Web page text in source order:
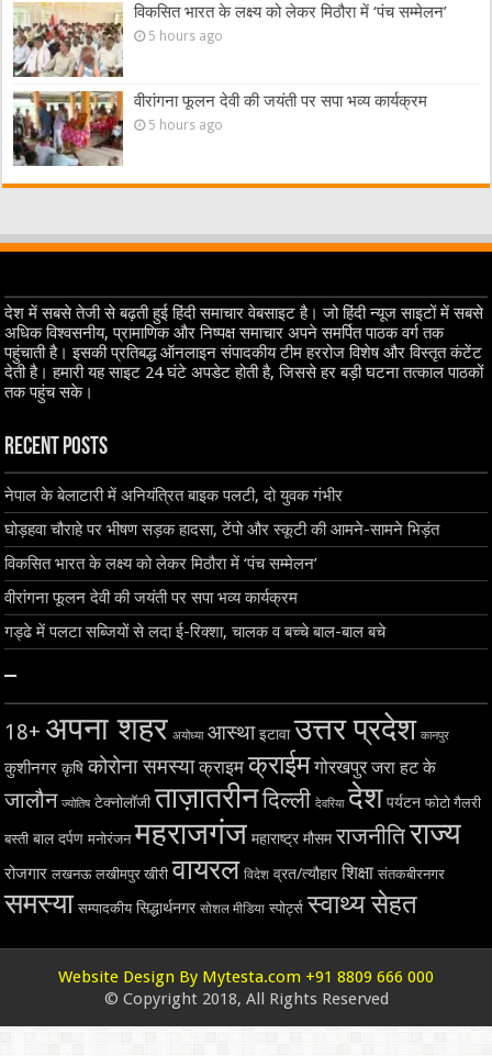
विकसित भारत के लक्ष्य को लेकर मिठौरा में ‘पंच सम्मेलन’
5 hours ago
वीरांगना फूलन देवी की जयंती पर सपा भव्य कार्यक्रम
5 hours ago
देश में सबसे तेजी से बढ़ती हुई हिंदी समाचार वेबसाइट है। जो हिंदी न्यूज साइटों में सबसे
अधिक विश्वसनीय, प्रामाणिक और निष्पक्ष समाचार अपने समर्पित पाठक वर्ग तक
पहुंचाती है। इसकी प्रतिबद्ध ऑनलाइन संपादकीय टीम हररोज विशेष और विस्तृत कंटेंट
देती है। हमारी यह साइट 24 घंटे अपडेट होती है, जिससे हर बड़ी घटना तत्काल पाठकों
तक पहुंच सके।
Recent Posts
नेपाल के बेलाटारी में अनियंत्रित बाइक पलटी, दो युवक गंभीर
घोड़हवा चौराहे पर भीषण सड़क हादसा, टेंपो और स्कूटी की आमने-सामने भिड़ंत
विकसित भारत के लक्ष्य को लेकर मिठौरा में ‘पंच सम्मेलन’
वीरांगना फूलन देवी की जयंती पर सपा भव्य कार्यक्रम
गड्ढे में पलटा सब्जियों से लदा ई-रिक्शा, चालक व बच्चे बाल-बाल बचे
–
18+ अपना शहर अयोध्या आस्था इटावा उत्तर प्रदेश कानपुर
कुशीनगर कृषि कोरोना समस्या क्राइम क्राईम गोरखपुर जरा हट के
जालौन ज्योतिष टेक्नोलॉजी ताज़ातरीनदिल्ली देवरिया देश पर्यटन फोटो गैलरी
बस्ती बाल दर्पण मनोरंजन महराजगंज महाराष्ट्र मौसम राजनीतिराज्य
रोजगार लखनऊ लखीमपुर खीरी वायरल विदेश व्रत/त्यौहार शिक्षा संतकबीरनगर
समस्या सम्पादकीय सिद्धार्थनगर सोशल मीडिया स्पोर्ट्स स्वाथ्य सेहत
Website Design By Mytesta.com +91 8809 666 000
© Copyright 2018, All Rights Reserved